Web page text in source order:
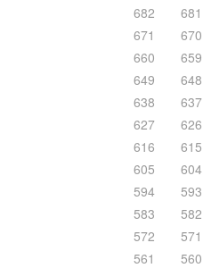
682
681
671
670
660
659
649
648
638
637
627
626
616
615
605
604
594
593
583
582
572
571
561
560